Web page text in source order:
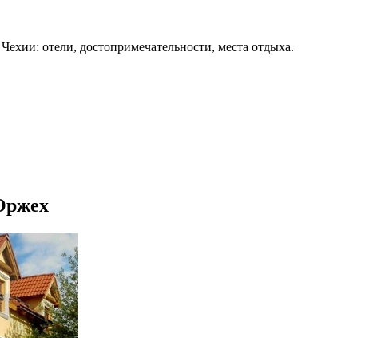
отели, достопримечательности, места отдыха.